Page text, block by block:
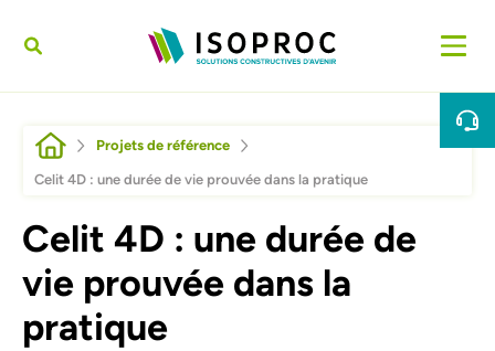
Fil d'Ariane
Projets de référence
Celit 4D : une durée de vie prouvée dans la pratique
Celit 4D : une durée de
vie prouvée dans la
pratique